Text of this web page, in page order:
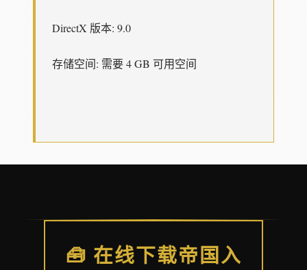
DirectX 版本: 9.0
存储空间: 需要 4 GB 可用空间
🧰 在线下载帝国入